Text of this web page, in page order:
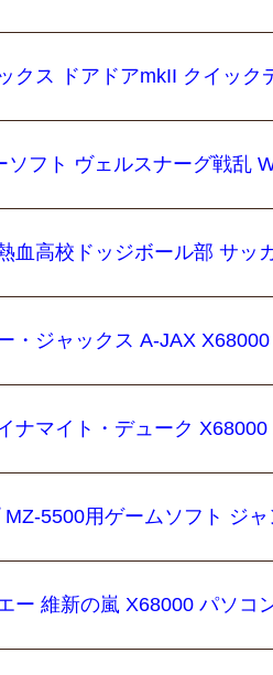
クス ドアドアmkII クイック
ソフト ヴェルスナーグ戦乱
血高校ドッジボール部 サッ
・ジャックス A-JAX
ナマイト・デューク
5500用ゲームソフト ジ
ー 維新の嵐 X68000 パソコ